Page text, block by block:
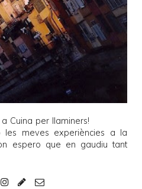
Cuina per llaminers!
les meves experiències a la
espero que en gaudiu tant